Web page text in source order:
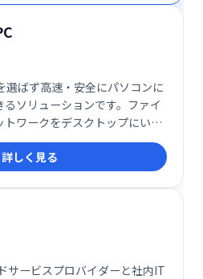
選ばず高速・安全にパソコンに
るソリューションです。ファイ
ワークをデスクトップにいる
業務効率化を支援します。場所
でも安全にパソコンにアクセ
です。
詳しく見る
サービスプロバイダーと社内IT